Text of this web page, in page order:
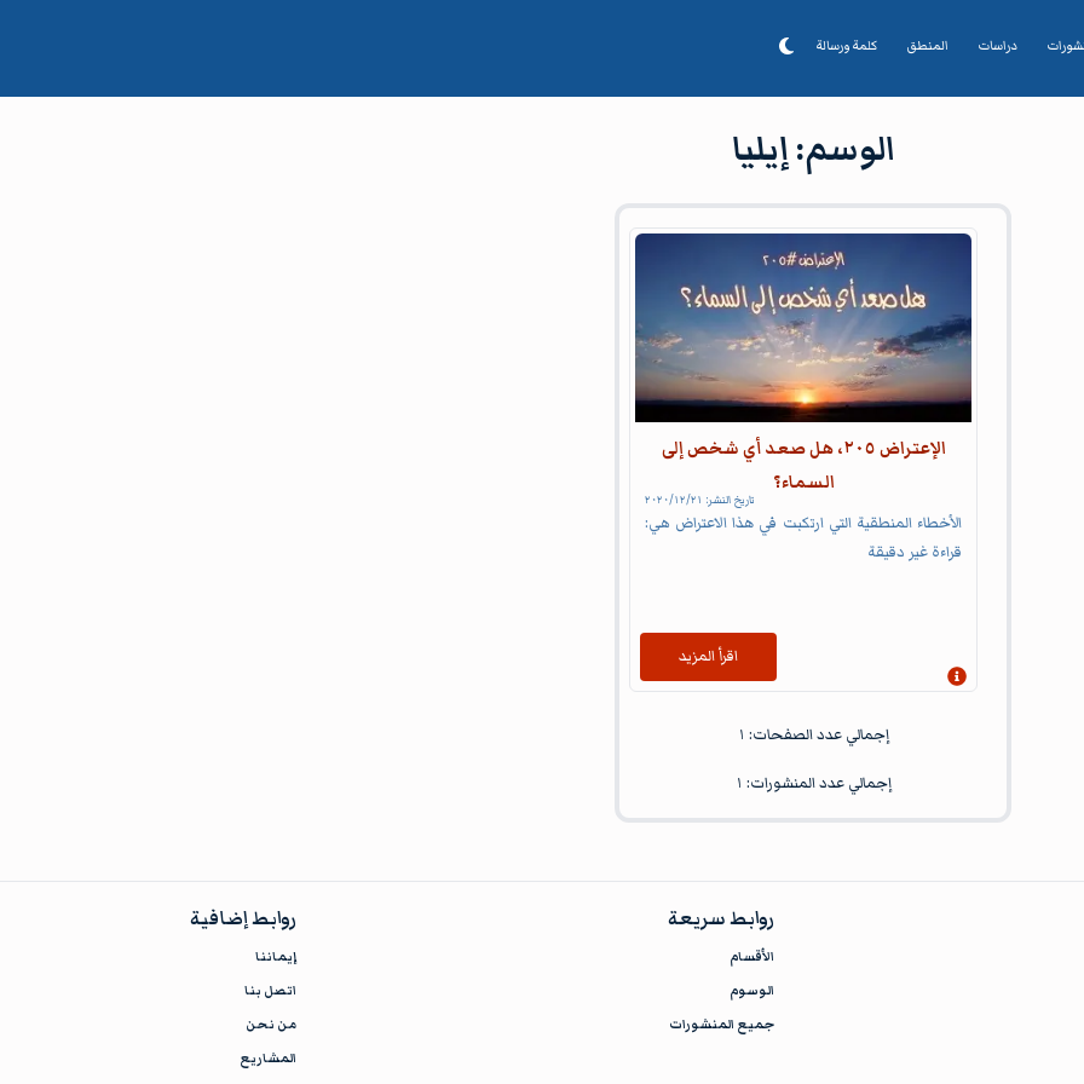
دراسات المنطق كلمة ورسالة
الوسم:إيليا
Articles
الإعتراض ٢٠٥، هل صعد أي شخص إلى
السماء؟
تاريخ النشر: ٢١‏/١٢‏/٢٠٢٠
الأخطاء المنطقية التي ارتكبت في هذا الاعتراض هي:
قراءة غير دقيقة
إظهار المعلومات
اقرأ المزيد
إجمالي عدد الصفحات: ١
إجمالي عدد المنشورات: ١
روابط سريعة
الأقسام
الوسوم
جميع المنشورات
روابط إضافية
إيماننا
اتصل بنا
من نحن
المشاريع